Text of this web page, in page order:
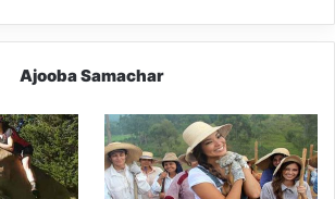
Ajooba Samachar